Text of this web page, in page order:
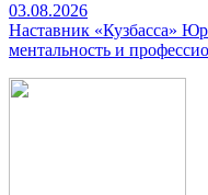
03.08.2026
Наставник «Кузбасса»
ментальность и